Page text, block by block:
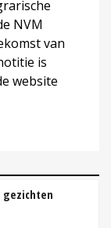
NVM
van
is
website